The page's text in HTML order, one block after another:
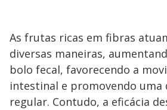
As frutas ricas em fibras
diversas maneiras,
bolo fecal, favorecendo a
intestinal e promovendo uma
regular. Contudo, a eficácia